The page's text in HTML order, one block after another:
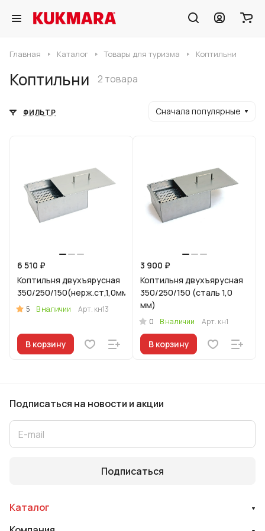
Главная Каталог Товары для туризма Коптильни
Коптильни 2 товара
ФИЛЬТР Сначала популярные
6 510 ₽
Коптильня двухъярусная
350/250/150(нерж.ст,1,0мм)
5 В наличии Арт. кн13
В корзину
3 900 ₽
Коптильня двухъярусная
350/250/150 (сталь 1,0
мм)
0 В наличии Арт. кн1
В корзину
Подписаться на новости и акции
Подписаться
Каталог